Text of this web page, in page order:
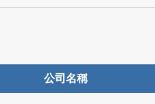
索
公司名稱